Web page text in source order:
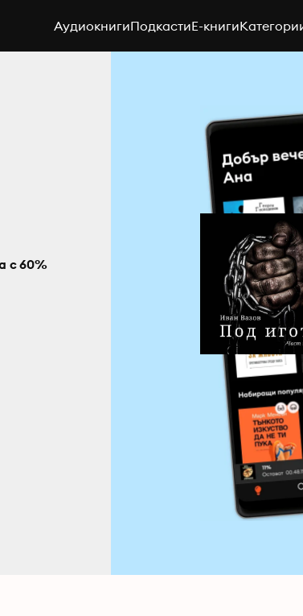
АудиокнигиПодкастиE-книги
с 60%